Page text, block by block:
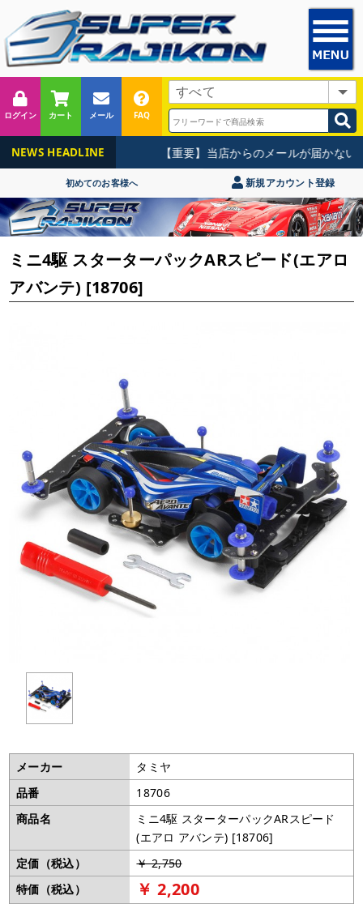
ログイン カート メール FAQ
NEWS HEADLINE 【重要】当店からのメールが届かない
初めてのお客様へ 新規アカウント登録
ミニ4駆 スターターパックARスピード(エアロ
アバンテ) [18706]
メーカー
タミヤ
品番
18706
商品名
ミニ4駆 スターターパックARスピード
(エアロ アバンテ) [18706]
定価（税込）
￥ 2,750
特価（税込）
￥ 2,200